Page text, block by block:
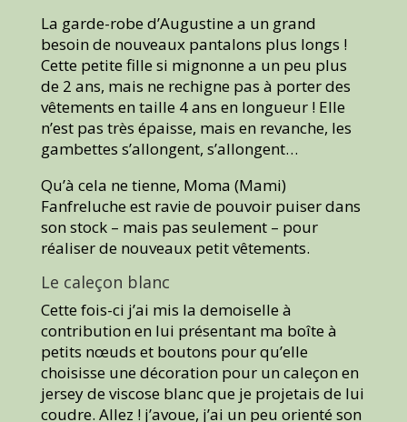
La garde-robe d’Augustine a un grand
besoin de nouveaux pantalons plus longs !
Cette petite fille si mignonne a un peu plus
de 2 ans, mais ne rechigne pas à porter des
vêtements en taille 4 ans en longueur ! Elle
n’est pas très épaisse, mais en revanche, les
gambettes s’allongent, s’allongent…
Qu’à cela ne tienne, Moma (Mami)
Fanfreluche est ravie de pouvoir puiser dans
son stock – mais pas seulement – pour
réaliser de nouveaux petit vêtements.
Le caleçon blanc
Cette fois-ci j’ai mis la demoiselle à
contribution en lui présentant ma boîte à
petits nœuds et boutons pour qu’elle
choisisse une décoration pour un caleçon en
jersey de viscose blanc que je projetais de lui
coudre. Allez ! j’avoue, j’ai un peu orienté son